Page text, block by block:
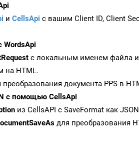
и CellsApi с вашим Client ID, Client
WordsApi
с локальным именем файла и
на HTML.
документа PPS в
с помощью CellsApi
из CellsAPI с SaveFormat как JSON
для преобразования